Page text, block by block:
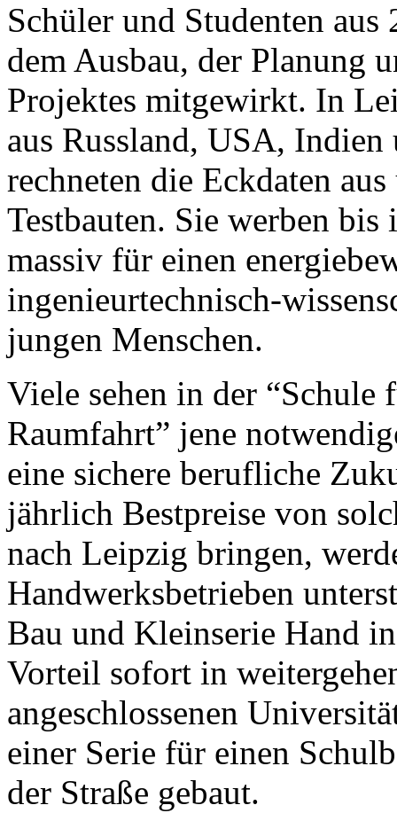
Schüler und Studenten
dem Ausbau, der Planung
Projektes mitgewirkt. In
aus Russland, USA, Indien
rechneten die Eckdaten
Testbauten. Sie werben
massiv für einen
ingenieurtechnisch-
jungen Menschen.
Viele sehen in der
Raumfahrt” jene
eine sichere berufliche
jährlich Bestpreise von
nach Leipzig bringen,
Handwerksbetrieben
Bau und Kleinserie Hand
Vorteil sofort in
angeschlossenen
einer Serie für einen
der Straße gebaut.